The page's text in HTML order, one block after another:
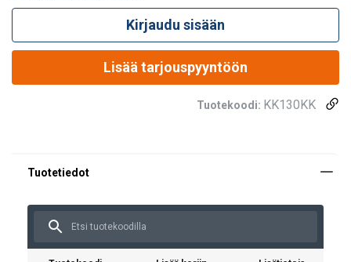
Kirjaudu sisään
Lisää tarjouspyyntöön
Tuotekoodi: KK130KK